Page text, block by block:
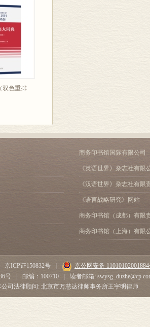
双色重排
商务印书馆国际有限公司
《英语世界》杂志社有限
《汉语世界》杂志社有限
《语言战略研究》网站
商务印书馆（成都）有限
商务印书馆（上海）有限
京ICP证150832号
京公网安备
号
邮编：100710
读者邮箱:
公司法律顾问: 北京市万慧达律师事务所王宇明律师